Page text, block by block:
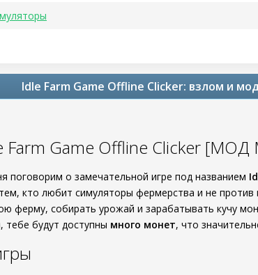
Idle Farm Game Offline Clicker: взлом и
Farm Game Offline Clicker
поговорим о замечательной игре под названием
кто любит симуляторы фермерства и не
ферму, собирать урожай и зарабатывать кучу
тебе будут доступны много монет, что